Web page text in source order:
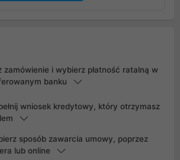
zamówienie i wybierz płatność ratalną w
banku
wniosek kredytowy, który otrzymasz
sposób zawarcia umowy, poprzez
lub online